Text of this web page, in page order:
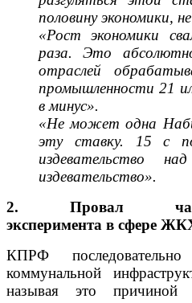
половину экономики,
«Рост экономики
раза. Это
отраслей
промышленности 21
в минус».
«Не может одна
эту ставку. 15 с
издевательство
издевательство».
2. Провал
эксперимента в сфере
КПРФ
коммунальной
называя это